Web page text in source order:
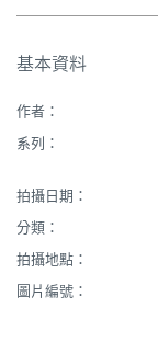
基本資料
作者：
系列：
拍攝日期：
分類：
拍攝地點：
圖片編號：